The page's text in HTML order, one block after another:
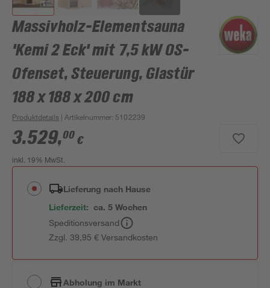
Massivholz-Elementsauna
'Kemi 2 Eck' mit 7,5 kW OS-
Ofenset, Steuerung, Glastür
188 x 188 x 200 cm
Produktdetails | Artikelnummer: 5102239
3.529,00 €
inkl. 19% MwSt.
Lieferung nach Hause
Lieferzeit: ca. 5 Wochen
Speditionsversand
Zzgl. 39,95 € Versandkosten
Abholung im Markt